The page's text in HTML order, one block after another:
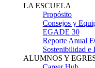
LA ESCUELA
Propósito
Consejos y
EGADE 30
Reporte Anual
Sostenibilidad e
ALUMNOS Y